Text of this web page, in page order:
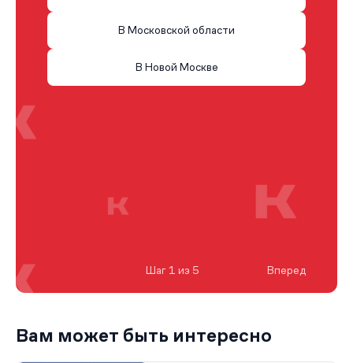
В Московской области
В Новой Москве
Шаг 1 из 5 Вперед
Вам может быть интересно